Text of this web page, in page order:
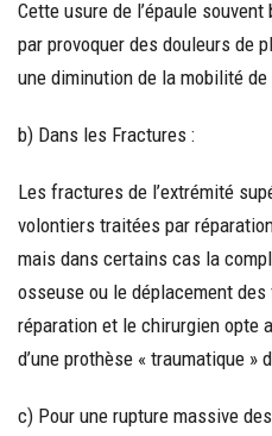
Cette usure de l’épaule
par provoquer des douleurs de
une diminution de la mobilité de
b) Dans les Fractures :
Les fractures de l’extrémité
volontiers traitées par
mais dans certains cas la
osseuse ou le déplacement
réparation et le chirurgien opte
d’une prothèse « traumatique »
c) Pour une rupture massive